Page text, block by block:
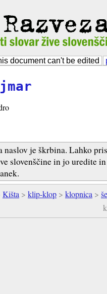
document can't be edited
naslov je škrbina. Lahko
slovenščine in jo uredite
Kišta > klip-klop > klopnica >